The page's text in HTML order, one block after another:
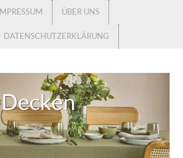
IMPRESSUM ÜBER UNS
DATENSCHUTZERKLÄRUNG